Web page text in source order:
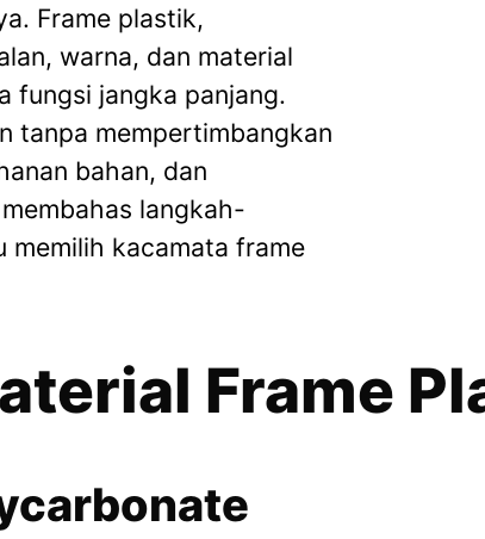
Frame plastik,
warna, dan material
fungsi jangka panjang.
tanpa mempertimbangkan
bahan, dan
langkah-
memilih kacamata frame
Frame